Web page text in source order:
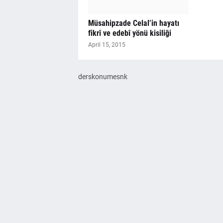
Müsahipzade Celal’in hayatı
fikrî ve edebî yönü kisiliği
April 15, 2015
derskonumesnk